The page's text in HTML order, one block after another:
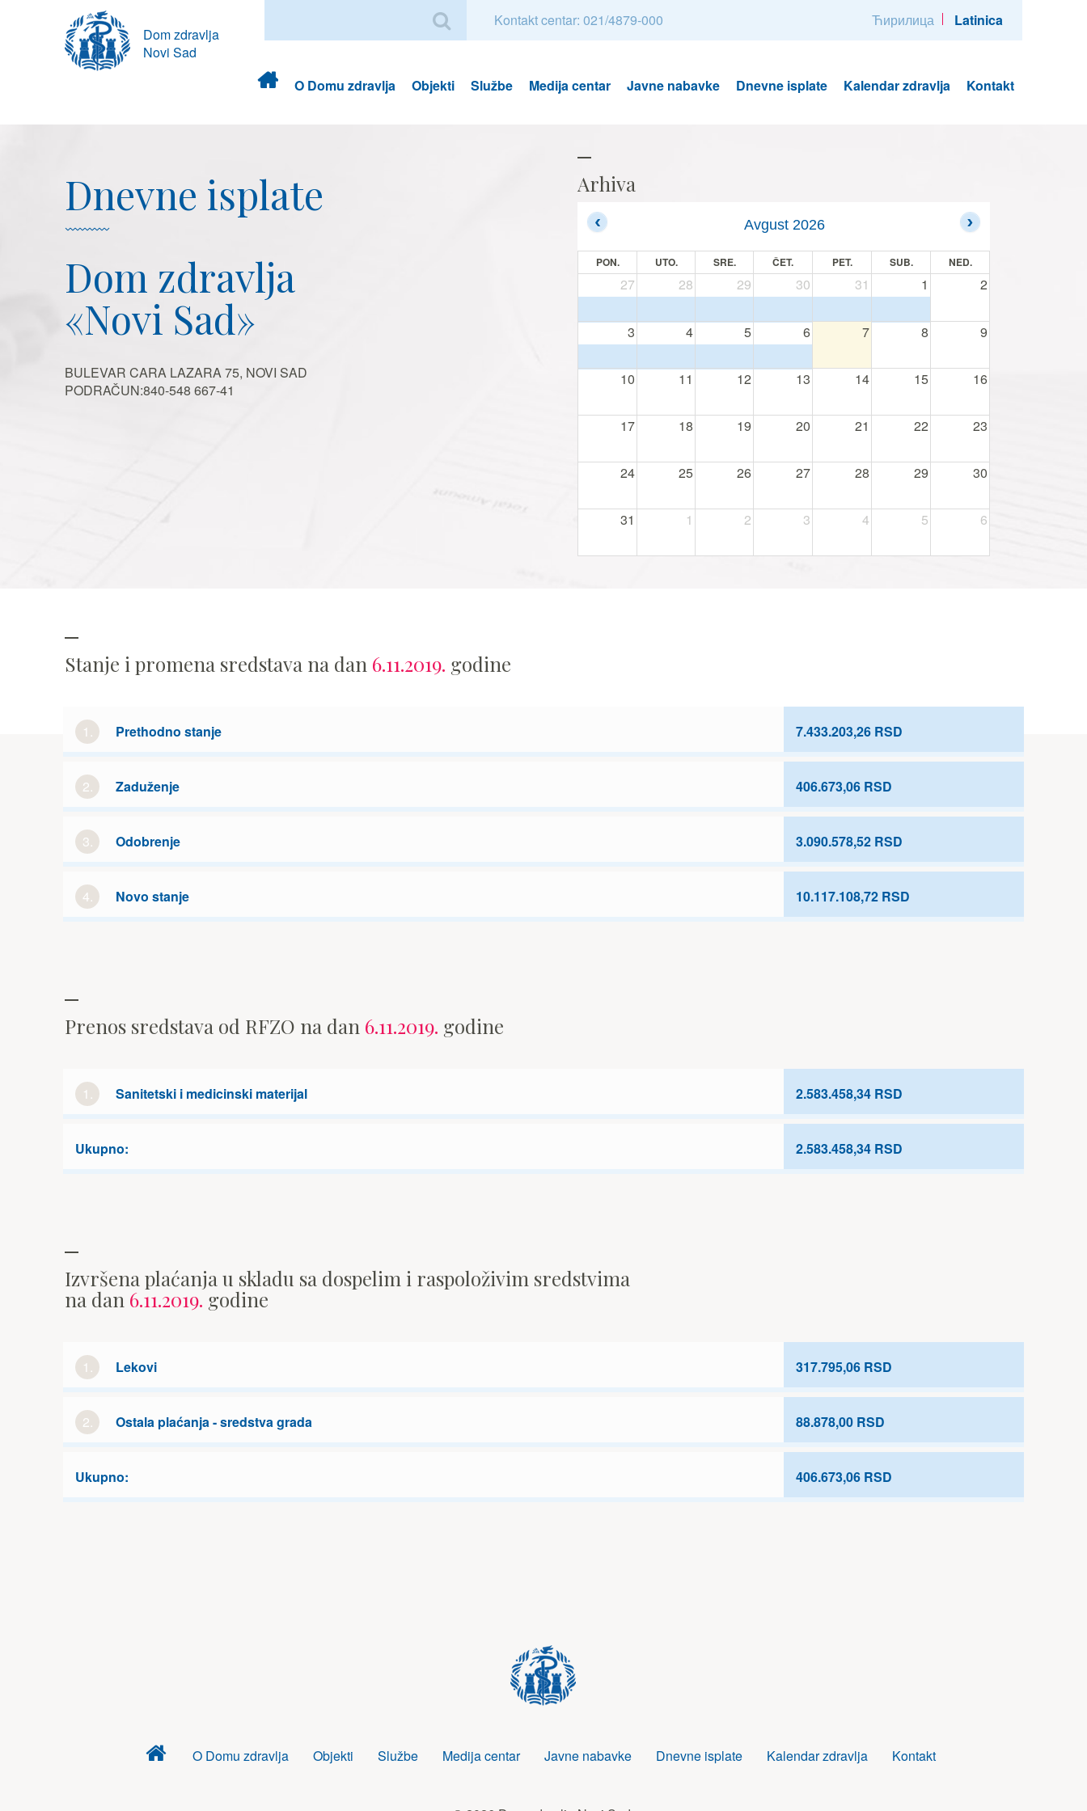
Dom zdravlja
Novi Sad
Kontakt centar: 021/4879-000 Ћирилица Latinica
Dom
zdravlja
O Domu zdravlja Objekti Službe Medija centar Javne nabavke Dnevne isplate Kalendar zdravlja Kontakt
Dnevne isplate
Dom zdravlja
«Novi Sad»
BULEVAR CARA LAZARA 75, NOVI SAD
PODRAČUN:840-548 667-41
Arhiva
Avgust 2026
PON. UTO. SRE. ČET. PET. SUB. NED.
27 28 29 30 31 1 2
3 4 5 6 7 8 9
10 11 12 13 14 15 16
17 18 19 20 21 22 23
24 25 26 27 28 29 30
31 1 2 3 4 5 6
Stanje i promena sredstava na dan 6.11.2019. godine
1. Prethodno stanje 7.433.203,26 RSD
2. Zaduženje 406.673,06 RSD
3. Odobrenje 3.090.578,52 RSD
4. Novo stanje 10.117.108,72 RSD
Prenos sredstava od RFZO na dan 6.11.2019. godine
1. Sanitetski i medicinski materijal 2.583.458,34 RSD
Ukupno: 2.583.458,34 RSD
Izvršena plaćanja u skladu sa dospelim i raspoloživim sredstvima
na dan 6.11.2019. godine
1. Lekovi 317.795,06 RSD
2. Ostala plaćanja - sredstva grada 88.878,00 RSD
Ukupno: 406.673,06 RSD
Dom
O Domu zdravlja Objekti Službe Medija centar Javne nabavke Dnevne isplate Kalendar zdravlja Kontakt